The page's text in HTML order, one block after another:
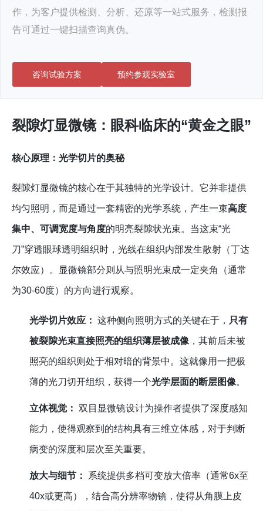
作，为客户提供检测、分析、还原等一站式服务，检测报
告可通过一键扫描查询真伪。
咨询试验方案 预约参观实验室
裂隙灯显微镜：眼科临床的“黄金之眼”
核心原理：光学切片的奥秘
裂隙灯显微镜的核心在于其独特的光学设计。它并非提供
均匀照明，而是通过一套精密的光学系统，产生一束高度
集中、可调宽度与角度的明亮裂隙状光束。当这束“光
刀”穿透眼球透明组织时，光线在组织内部发生散射（丁达
尔效应）。显微镜部分则从与照明光束成一定夹角（通常
为30-60度）的方向进行观察。
光学切片效应： 这种侧向照明方式的关键在于， 只有
被裂隙光束直接照亮的组织薄层被成像 ，其前后未被
照亮的组织则处于相对暗的背景中。这就像用一把极
薄的光刀切开组织，获得一个光学层面的断层图像。
立体视觉： 双目显微镜设计为操作者提供了深度感知
能力，使得观察到的结构具有三维立体感，对于判断
病变的深度和层次至关重要。
放大与细节： 系统提供多档可变放大倍率（通常6x至
40x或更高），结合高分辨率物镜，使得从角膜上皮